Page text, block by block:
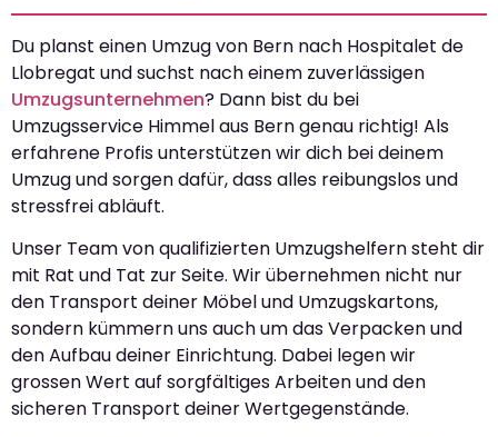
Du planst einen Umzug von Bern nach Hospitalet de
Llobregat und suchst nach einem zuverlässigen
Umzugsunternehmen? Dann bist du bei
Umzugsservice Himmel aus Bern genau richtig! Als
erfahrene Profis unterstützen wir dich bei deinem
Umzug und sorgen dafür, dass alles reibungslos und
stressfrei abläuft.
Unser Team von qualifizierten Umzugshelfern steht dir
mit Rat und Tat zur Seite. Wir übernehmen nicht nur
den Transport deiner Möbel und Umzugskartons,
sondern kümmern uns auch um das Verpacken und
den Aufbau deiner Einrichtung. Dabei legen wir
grossen Wert auf sorgfältiges Arbeiten und den
sicheren Transport deiner Wertgegenstände.